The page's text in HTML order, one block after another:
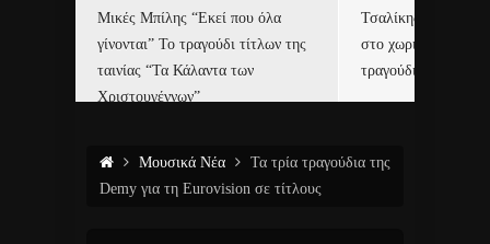
Μικές Μπίλης “Εκεί που όλα
γίνονται” Το τραγούδι τίτλων της
ταινίας “Τα Κάλαντα των
Χριστουγέννων”
Τσαλίκης,
στο χωριό του Άι
τραγούδι και video
Μουσικά Νέα
Τα τρία τραγούδια της
Demy για τη Eurovision σε τίτλους